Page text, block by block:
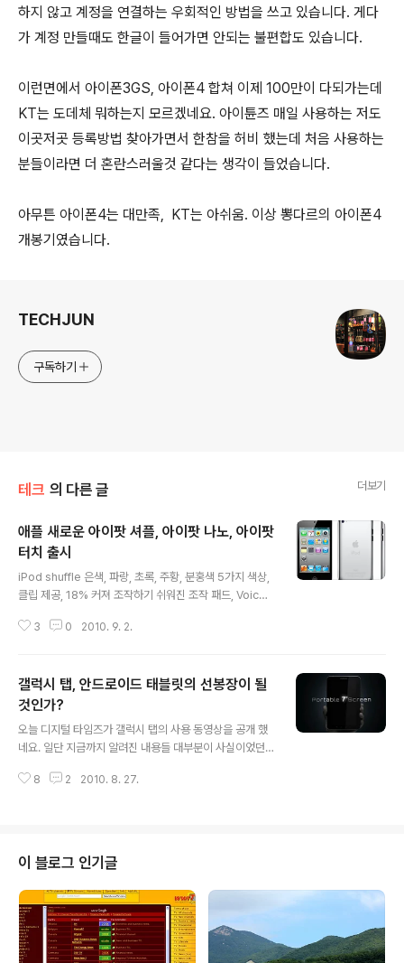
하지 않고 계정을 연결하는 우회적인 방법을 쓰고 있습니다. 게다
가 계정 만들때도 한글이 들어가면 안되는 불편합도 있습니다.
이런면에서 아이폰3GS, 아이폰4 합쳐 이제 100만이 다되가는데
KT는 도데체 뭐하는지 모르겠네요. 아이튠즈 매일 사용하는 저도
이곳저곳 등록방법 찾아가면서 한참을 허비 했는데 처음 사용하는
분들이라면 더 혼란스러울것 같다는 생각이 들었습니다.
아무튼 아이폰4는 대만족, KT는 아쉬움. 이상 뽕다르의 아이폰4
개봉기였습니다.
TECHJUN
구독하기
테크 의 다른 글 더보기
애플 새로운 아이팟 셔플, 아이팟 나노, 아이팟
터치 출시
iPod shuffle 은색, 파랑, 초록, 주황, 분홍색 5가지 색상,
클립 제공, 18% 커져 조작하기 쉬워진 조작 패드, Voice
원), 2G 6만 5천원 [자세히 보기] iPod nano 멀티터치
크린 리더 VoiceOver, 8G 20만 9천원, 16G 26만원
[자세히 보기] iPod touch 페이스 타임(전면 카메라, 뒷면
카메라), Retina 디스플레이(960x640), LDE 백라이트,
광 조도센서, HD 영상(720p) 촬영 및 편집, 전면 카메라
VGA급 영상 촬영, 블루투스 내장, A4 칩..
3 0 2010. 9. 2.
갤럭시 탭, 안드로이드 태블릿의 선봉장이 될
것인가?
오늘 디지털 타임즈가 갤럭시 탭의 사용 동영상을 공개 했
네요. 일단 지금까지 알려진 내용들 대부분이 사실이었던
니니 그냥 참고만 하세요. OS 안드로이드 2.2 (GT-P100
력 하단 4개 터치키(메뉴, 홈, 뒤로, 검색) 키패드(삼성키패
드, 모아키, 스와프키) 통화 지원 카메라 320만화소 후면
카메라, 전면 영상 통화용 카메라, 플래시 어플리케이션 안
드로이드 마켓, 삼성앱스(?), 티스토어(?) 무게 370g 기타
지상파 DMB, 블루투스 ..
8 2 2010. 8. 27.
이 블로그 인기글